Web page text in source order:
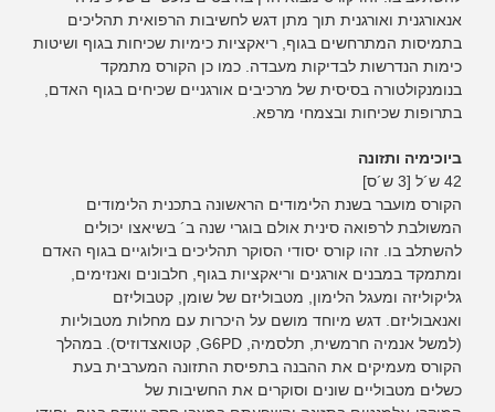
אנאורגנית ואורגנית תוך מתן דגש לחשיבות הרפואית תהליכים
בתמיסות המתרחשים בגוף, ריאקציות כימיות שכיחות בגוף ושיטות
כימות הנדרשות לבדיקות מעבדה. כמו כן הקורס מתמקד
בנומנקולטורה בסיסית של מרכיבים אורגניים שכיחים בגוף האדם,
בתרופות שכיחות ובצמחי מרפא.
ביוכימיה ותזונה
42 ש´ל [3 ש´ס]
הקורס מועבר בשנת הלימודים הראשונה בתכנית הלימודים
המשולבת לרפואה סינית אולם בוגרי שנה ב´ בשיאצו יכולים
להשתלב בו. זהו קורס יסודי הסוקר תהליכים ביולוגיים בגוף האדם
ומתמקד במבנים אורגנים וריאקציות בגוף, חלבונים ואנזימים,
גליקוליזה ומעגל הלימון, מטבוליזם של שומן, קטבוליזם
ואנאבוליזם. דגש מיוחד מושם על היכרות עם מחלות מטבוליות
(למשל אנמיה חרמשית, תלסמיה, G6PD, קטואצדוזיס). במהלך
הקורס מעמיקים את ההבנה בתפיסת התזונה המערבית בעת
כשלים מטבוליים שונים וסוקרים את החשיבות של